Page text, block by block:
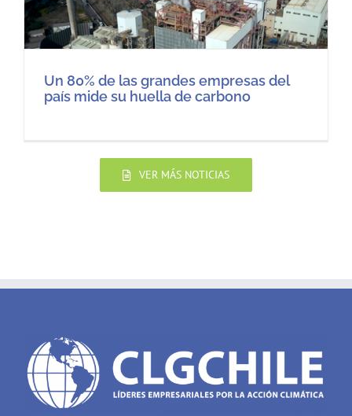
Un 80% de las grandes empresas del
país mide su huella de carbono
VER MÁS NOTICIAS